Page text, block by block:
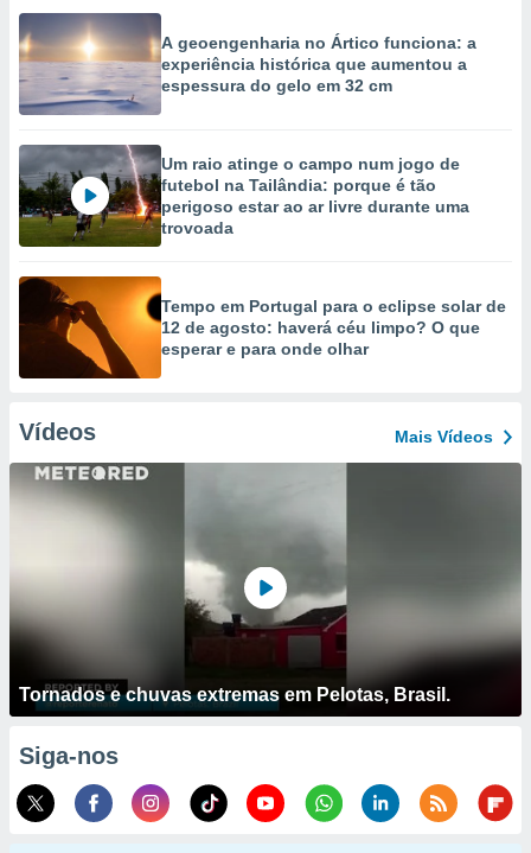
A geoengenharia no Ártico funciona: a
experiência histórica que aumentou a
espessura do gelo em 32 cm
Um raio atinge o campo num jogo de
futebol na Tailândia: porque é tão
perigoso estar ao ar livre durante uma
trovoada
Tempo em Portugal para o eclipse solar de
12 de agosto: haverá céu limpo? O que
esperar e para onde olhar
Vídeos Mais Vídeos
Tornados e chuvas extremas em Pelotas, Brasil.
Siga-nos